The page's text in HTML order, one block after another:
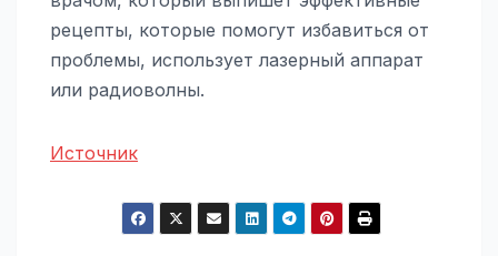
рецепты, которые помогут избавиться от
проблемы, использует лазерный аппарат
или радиоволны.
Источник